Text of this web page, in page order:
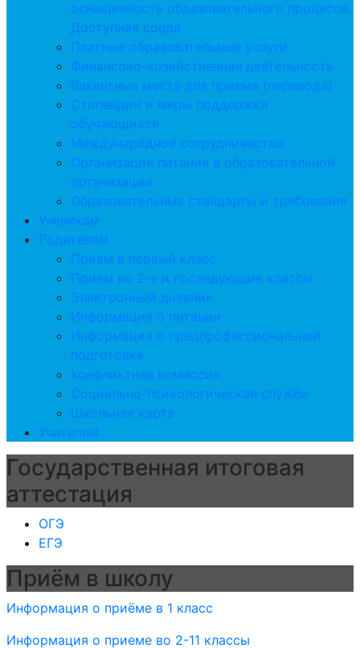
оснащенность образовательного процесса.
Доступная среда
Платные образовательные услуги
Финансово-хозяйственная деятельность
Вакантные места для приема (перевода)
Стипендии и меры поддержки
обучающихся
Международное сотрудничество
Организация питания в образовательной
организации
Образовательные стандарты и требования
Ученикам
Родителям
Прием в первый класс
Прием во 2-е и последующие классы
Электронный дневник
Информация о питании
Информация о предпрофессиональной
подготовке
Конфликтная комиссия
Социально-психологическая служба
Школьная карта
Учителям
Государственная итоговая
аттестация
ОГЭ
ЕГЭ
Приём в школу
Информация о приёме в 1 класс
Информация о приеме во 2-11 классы